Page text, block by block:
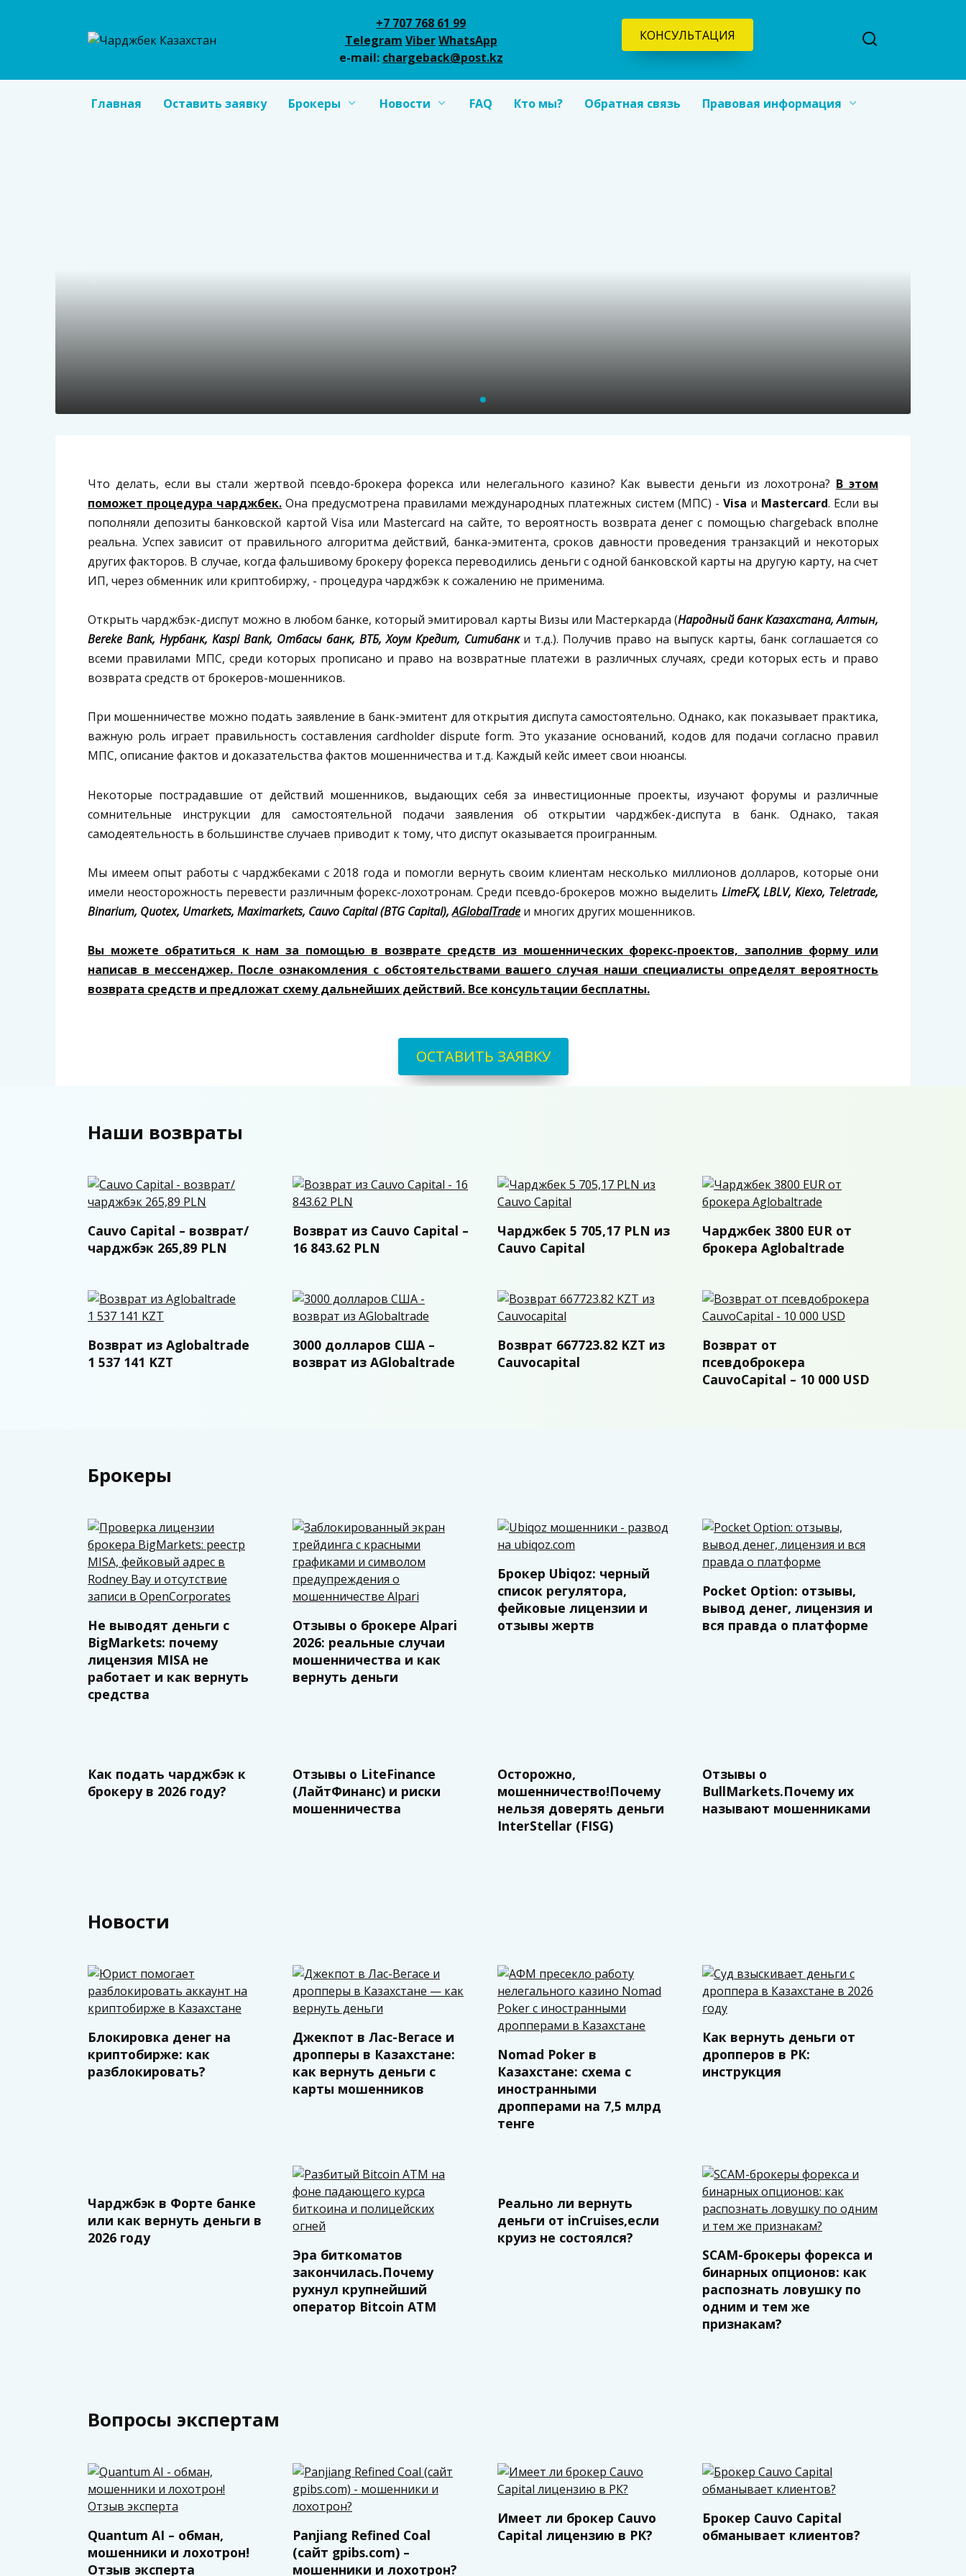
+7 707 768 61 99
Telegram ViberWhatsApp
e-mail: chargeback@post.kz
КОНСУЛЬТАЦИЯ
Главная Оставить заявку Брокеры Новости FAQ Кто мы? Обратная связь Правовая информация
Что делать, если вы стали жертвой псевдо-брокера форекса или нелегального казино? Как вывести деньги из лохотрона? В этом
поможет процедура чарджбек. Она предусмотрена правилами международных платежных систем (МПС) - Visa и Mastercard. Если вы
пополняли депозиты банковской картой Visa или Mastercard на сайте, то вероятность возврата денег с помощью chargeback вполне
реальна. Успех зависит от правильного алгоритма действий, банка-эмитента, сроков давности проведения транзакций и некоторых
других факторов. В случае, когда фальшивому брокеру форекса переводились деньги с одной банковской карты на другую карту, на счет
ИП, через обменник или криптобиржу, - процедура чарджбэк к сожалению не применима.
Открыть чарджбэк-диспут можно в любом банке, который эмитировал карты Визы или Мастеркарда (Народный банк Казахстана, Алтын,
Bereke Bank, Нурбанк, Kaspi Bank, Отбасы банк, ВТБ, Хоум Кредит, Ситибанки т.д.). Получив право на выпуск карты, банк соглашается со
всеми правилами МПС, среди которых прописано и право на возвратные платежи в различных случаях, среди которых есть и право
возврата средств от брокеров-мошенников.
При мошенничестве можно подать заявление в банк-эмитент для открытия диспута самостоятельно. Однако, как показывает практика,
важную роль играет правильность составления cardholder dispute form. Это указание оснований, кодов для подачи согласно правил
МПС, описание фактов и доказательства фактов мошенничества и т.д. Каждый кейс имеет свои нюансы.
Некоторые пострадавшие от действий мошенников, выдающих себя за инвестиционные проекты, изучают форумы и различные
сомнительные инструкции для самостоятельной подачи заявления об открытии чарджбек-диспута в банк. Однако, такая
самодеятельность в большинстве случаев приводит к тому, что диспут оказывается проигранным.
Мы имеем опыт работы с чарджбеками с 2018 года и помогли вернуть своим клиентам несколько миллионов долларов, которые они
имели неосторожность перевести различным форекс-лохотронам. Среди псевдо-брокеров можно выделить LimeFX, LBLV, Kiexo, Teletrade,
Binarium, Quotex, Umarkets, Maximarkets, Cauvo Capital (BTG Capital),AGlobalTrade и многих других мошенников.
Вы можете обратиться к нам за помощью в возврате средств из мошеннических форекс-проектов, заполнив форму или
написав в мессенджер. После ознакомления с обстоятельствами вашего случая наши специалисты определят вероятность
возврата средств и предложат схему дальнейших действий. Все консультации бесплатны.
ОСТАВИТЬ ЗАЯВКУ
Наши возвраты
Cauvo Capital – возврат/
чарджбэк 265,89 PLN
Возврат из Cauvo Capital –
16 843.62 PLN
Чарджбек 5 705,17 PLN из
Cauvo Capital
Чарджбек 3800 EUR от
брокера Aglobaltrade
Возврат из Aglobaltrade
1 537 141 KZT
3000 долларов США –
возврат из AGlobaltrade
Возврат 667723.82 KZT из
Cauvocapital
Возврат от
псевдоброкера
CauvoCapital – 10 000 USD
Брокеры
Не выводят деньги с
BigMarkets: почему
лицензия MISA не
работает и как вернуть
средства
Отзывы о брокере Alpari
2026: реальные случаи
мошенничества и как
вернуть деньги
Брокер Ubiqoz: черный
список регулятора,
фейковые лицензии и
отзывы жертв
Pocket Option: отзывы,
вывод денег, лицензия и
вся правда о платформе
Как подать чарджбэк к
брокеру в 2026 году?
Отзывы о LiteFinance
(ЛайтФинанс) и риски
мошенничества
Осторожно,
мошенничество!Почему
нельзя доверять деньги
InterStellar (FISG)
Отзывы о
BullMarkets.Почему их
называют мошенниками
Новости
Блокировка денег на
криптобирже: как
разблокировать?
Джекпот в Лас-Вегасе и
дропперы в Казахстане:
как вернуть деньги с
карты мошенников
Nomad Poker в
Казахстане: схема с
иностранными
дропперами на 7,5 млрд
тенге
Как вернуть деньги от
дропперов в РК:
инструкция
Чарджбэк в Форте банке
или как вернуть деньги в
2026 году
Эра биткоматов
закончилась.Почему
рухнул крупнейший
оператор Bitcoin ATM
Реально ли вернуть
деньги от inCruises,если
круиз не состоялся?
SCAM-брокеры форекса и
бинарных опционов: как
распознать ловушку по
одним и тем же
признакам?
Вопросы экспертам
Quantum AI – обман,
мошенники и лохотрон!
Отзыв эксперта
Panjiang Refined Coal
(сайт gpibs.com) –
мошенники и лохотрон?
Имеет ли брокер Cauvo
Capital лицензию в РК?
Брокер Cauvo Capital
обманывает клиентов?